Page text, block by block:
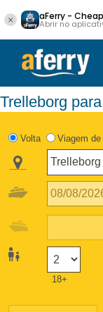
aFerry -
Abrir no
Trelleborg
Volta Viagem de
18+